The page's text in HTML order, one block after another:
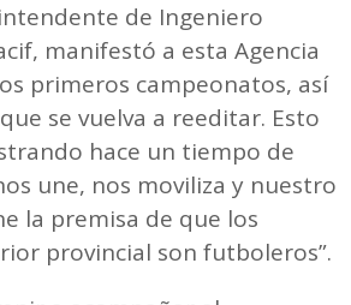
de Ingeniero
manifestó a esta Agencia
primeros campeonatos, así
se vuelva a reeditar. Esto
hace un tiempo de
une, nos moviliza y nuestro
la premisa de que los
provincial son futboleros”.